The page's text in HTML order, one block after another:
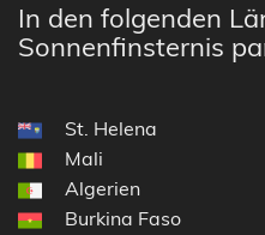
In den folgenden
Sonnenfinsternis
St. Helena
Mali
Algerien
Burkina Faso